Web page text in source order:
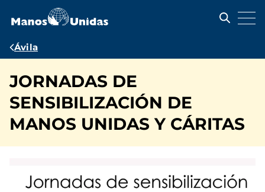
contenido
principal
Ruta
navegación
Ávila
JORNADAS DE
SENSIBILIZACIÓN DE
MANOS UNIDAS Y CÁRITAS